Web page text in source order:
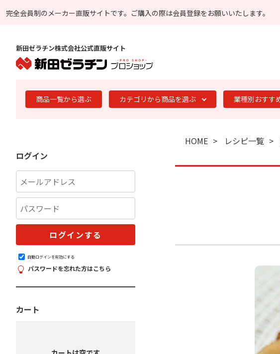
完全会員制のメーカー直販サイトです。 ご購入の際は会員登録をお願いいたします。
新田ゼラチン株式会社公式直販サイト
商品一覧から選ぶ カテゴリから商品を選ぶ 業種別おすす
ログイン
自動ログインを有効にする
パスワードを忘れた方はこちら
カート
HOME レシピ一覧